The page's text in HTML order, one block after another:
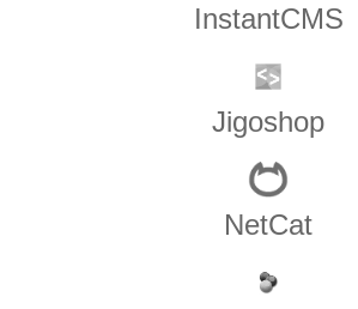
InstantCMS
Jigoshop
NetCat